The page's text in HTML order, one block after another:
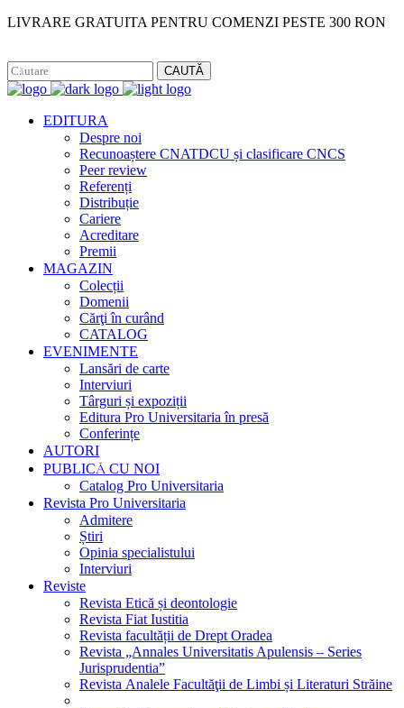
LIVRARE GRATUITA PENTRU COMENZI PESTE 300 RON
CAUTĂ
EDITURA
Despre noi
Recunoaștere CNATDCU și clasificare CNCS
Peer review
Referenți
Distribuție
Cariere
Acreditare
Premii
MAGAZIN
Colecții
Domenii
Cărţi în curând
CATALOG
EVENIMENTE
Lansări de carte
Interviuri
Târguri și expoziții
Editura Pro Universitaria în presă
Conferințe
AUTORI
PUBLICĂ CU NOI
Catalog Pro Universitaria
Revista Pro Universitaria
Admitere
Știri
Opinia specialistului
Interviuri
Reviste
Revista Etică și deontologie
Revista Fiat Iustitia
Revista facultății de Drept Oradea
Revista „Annales Universitatis Apulensis – Series
Jurisprudentia”
Revista Analele Facultăţii de Limbi și Literaturi Străine